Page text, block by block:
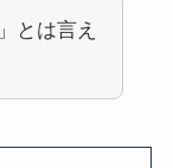
とは言え